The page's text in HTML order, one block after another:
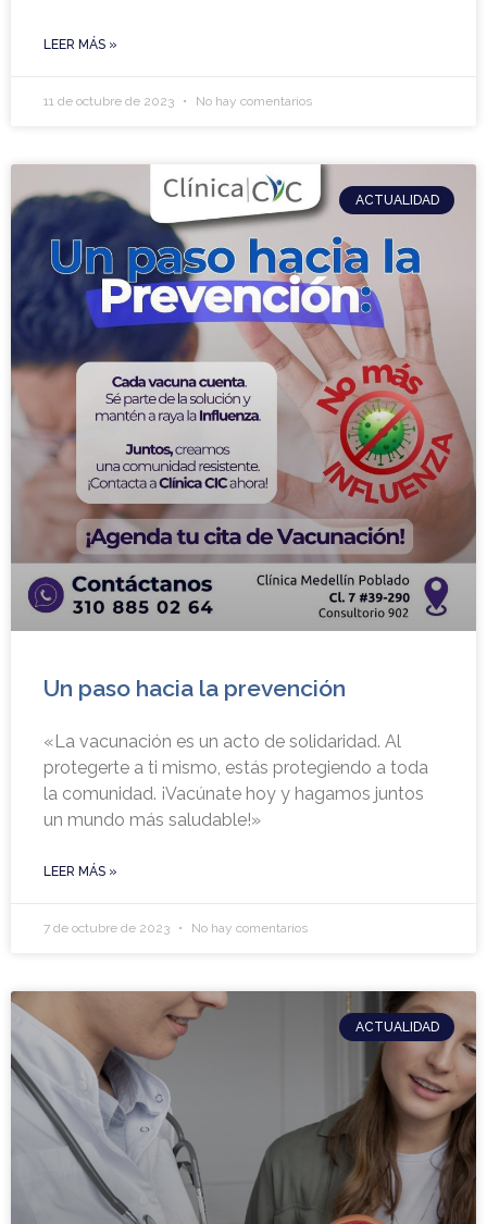
LEER MÁS »
11 de octubre de 2023 No hay comentarios
ACTUALIDAD
Un paso hacia la prevención
«La vacunación es un acto de solidaridad. Al
protegerte a ti mismo, estás protegiendo a toda
la comunidad. ¡Vacúnate hoy y hagamos juntos
un mundo más saludable!»
LEER MÁS »
7 de octubre de 2023 No hay comentarios
ACTUALIDAD